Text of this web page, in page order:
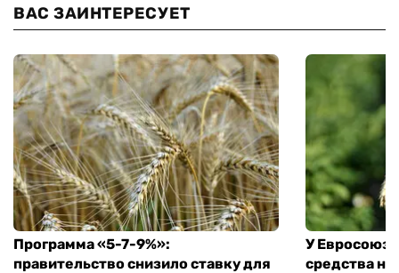
ВАС ЗАИНТЕРЕСУЕТ
Программа «5-7-9%»:
правительство снизило ставку для
У
средства